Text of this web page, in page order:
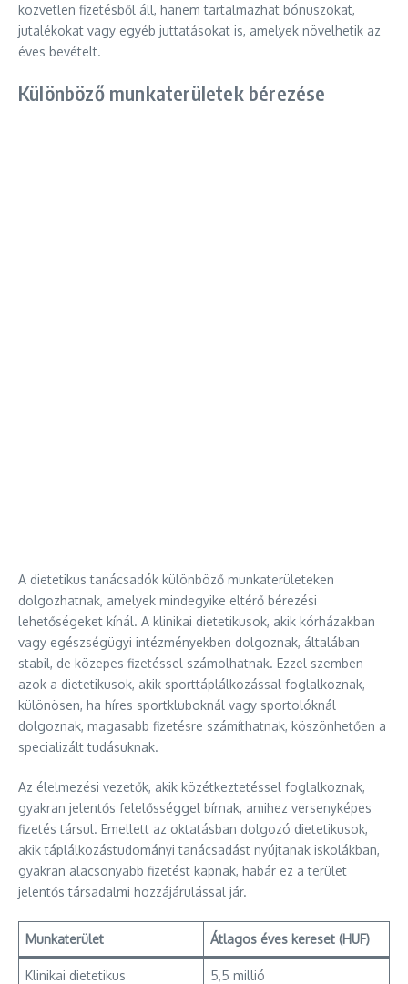
közvetlen fizetésből áll, hanem tartalmazhat bónuszokat,
jutalékokat vagy egyéb juttatásokat is, amelyek növelhetik az
éves bevételt.
Különböző munkaterületek bérezése
A dietetikus tanácsadók különböző munkaterületeken
dolgozhatnak, amelyek mindegyike eltérő bérezési
lehetőségeket kínál. A klinikai dietetikusok, akik kórházakban
vagy egészségügyi intézményekben dolgoznak, általában
stabil, de közepes fizetéssel számolhatnak. Ezzel szemben
azok a dietetikusok, akik sporttáplálkozással foglalkoznak,
különösen, ha híres sportkluboknál vagy sportolóknál
dolgoznak, magasabb fizetésre számíthatnak, köszönhetően a
specializált tudásuknak.
Az élelmezési vezetők, akik közétkeztetéssel foglalkoznak,
gyakran jelentős felelősséggel bírnak, amihez versenyképes
fizetés társul. Emellett az oktatásban dolgozó dietetikusok,
akik táplálkozástudományi tanácsadást nyújtanak iskolákban,
gyakran alacsonyabb fizetést kapnak, habár ez a terület
jelentős társadalmi hozzájárulással jár.
Munkaterület Átlagos éves kereset (HUF)
Klinikai dietetikus 5,5 millió